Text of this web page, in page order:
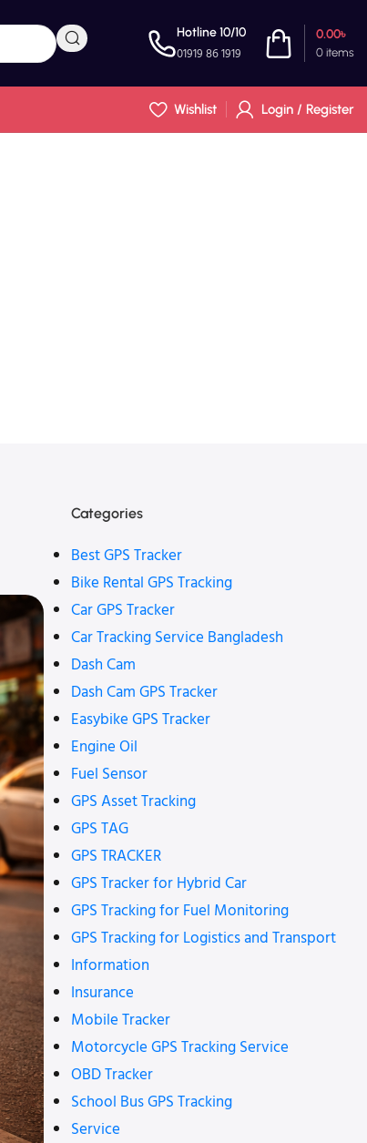
Hotline 10/10
01919 86 1919 0 items
0.00৳
Wishlist Login / Register
Categories
Best GPS Tracker
Bike Rental GPS Tracking
Car GPS Tracker
Car Tracking Service Bangladesh
Dash Cam
Dash Cam GPS Tracker
Easybike GPS Tracker
Engine Oil
Fuel Sensor
GPS Asset Tracking
GPS TAG
GPS TRACKER
GPS Tracker for Hybrid Car
GPS Tracking for Fuel Monitoring
GPS Tracking for Logistics and Transport
Information
Insurance
Mobile Tracker
Motorcycle GPS Tracking Service
OBD Tracker
School Bus GPS Tracking
Service